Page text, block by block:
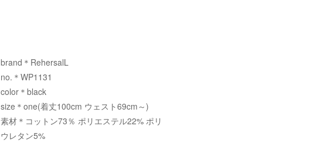
brand＊RehersalL
no.＊WP1131
color＊black
size＊one(着丈100cm ウェスト69cm～)
素材＊コットン73％ ポリエステル22% ポリ
ウレタン5%